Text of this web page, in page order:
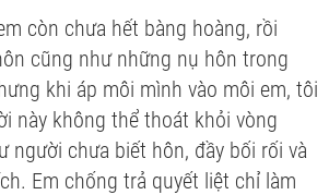
còn chưa hết bàng hoàng, rồi
cũng như những nụ hôn trong
khi áp môi mình vào môi em, tôi
này không thể thoát khỏi vòng
người chưa biết hôn, đầy bối rối và
Em chống trả quyết liệt chỉ làm